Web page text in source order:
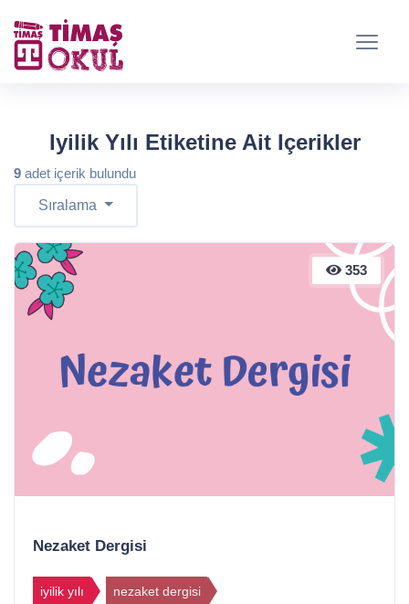
Iyilik Yılı Etiketine Ait Içerikler
9 adet içerik bulundu
Sıralama
353
Nezaket Dergisi
iyilik yılı nezaket dergisi